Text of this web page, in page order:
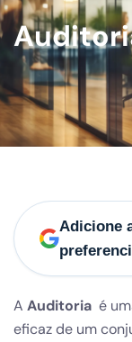
Adicione
A Auditoria é
eficaz de um